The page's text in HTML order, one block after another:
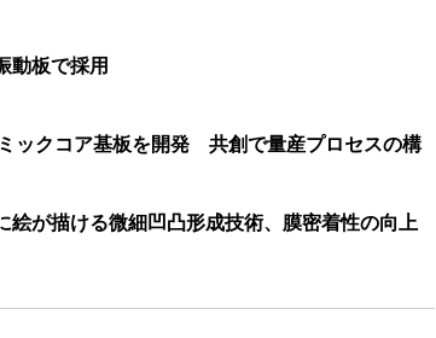
動板で採用
ックコア基板を開発 共創で量産プロセスの構
絵が描ける微細凹凸形成技術、膜密着性の向上